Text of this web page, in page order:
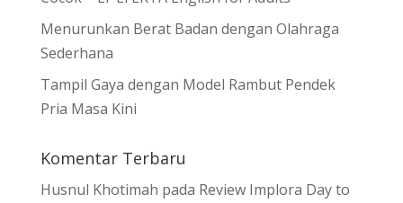
Menurunkan Berat Badan dengan Olahraga
Sederhana
Tampil Gaya dengan Model Rambut Pendek
Pria Masa Kini
Komentar Terbaru
Husnul Khotimah pada Review Implora Day to